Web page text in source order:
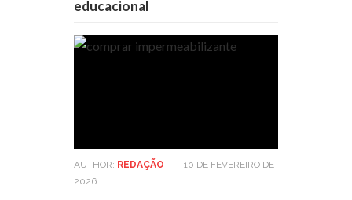
educacional
AUTHOR: REDAÇÃO -
10 DE FEVEREIRO DE
2026